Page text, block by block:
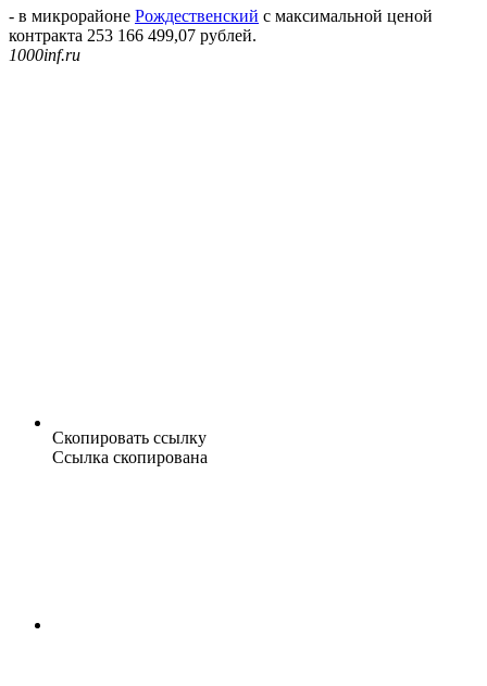
- в микрорайоне Рождественский с максимальной ценой
контракта 253 166 499,07 рублей.
1000inf.ru
Скопировать ссылку
Ссылка скопирована